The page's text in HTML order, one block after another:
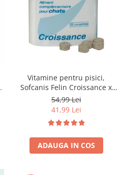
Vitamine pentru pisici,
Sofcanis Felin Croissance x
50cp
54,99 Lei
41,99 Lei
ADAUGA IN COS